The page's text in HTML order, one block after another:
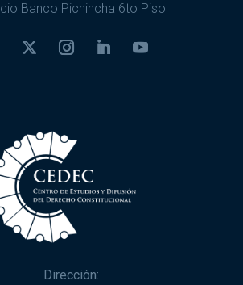
Banco Pichincha 6to Piso
Dirección: